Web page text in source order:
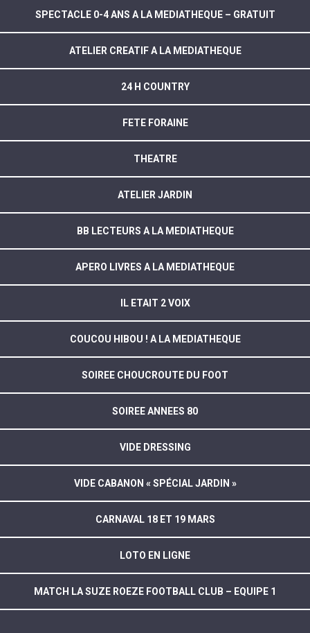
SPECTACLE 0-4 ANS A LA MEDIATHEQUE – GRATUIT
ATELIER CREATIF A LA MEDIATHEQUE
24 H COUNTRY
FETE FORAINE
THEATRE
ATELIER JARDIN
BB LECTEURS A LA MEDIATHEQUE
APERO LIVRES A LA MEDIATHEQUE
IL ETAIT 2 VOIX
COUCOU HIBOU ! A LA MEDIATHEQUE
SOIREE CHOUCROUTE DU FOOT
SOIREE ANNEES 80
VIDE DRESSING
VIDE CABANON « SPÉCIAL JARDIN »
CARNAVAL 18 ET 19 MARS
LOTO EN LIGNE
MATCH LA SUZE ROEZE FOOTBALL CLUB – EQUIPE 1